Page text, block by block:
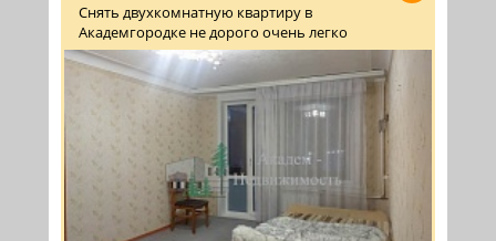
Снять двухкомнатную квартиру в
Академгородке не дорого очень легко